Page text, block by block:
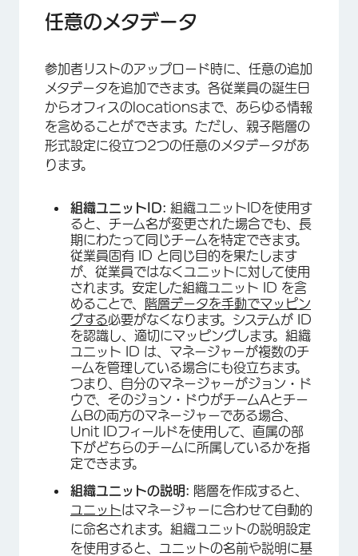
×
任意のメタデータ
参加者リストのアップロード時に、任意の追加
メタデータを追加できます。各従業員の誕生日
からオフィスのlocationsまで、あらゆる情報
を含めることができます。ただし、親子階層の
形式設定に役立つ2つの任意のメタデータがあ
ります。
組織ユニットID: 組織ユニットIDを使用す
ると、チーム名が変更された場合でも、長
期にわたって同じチームを特定できます。
従業員固有 ID と同じ目的を果たします
が、従業員ではなくユニットに対して使用
されます。安定した組織ユニット ID を含
めることで、
階層データを手動でマッピン
グする必要がなくなります。システムが ID
を認識し、適切にマッピングします。組織
ユニット ID は、マネージャーが複数のチ
ームを管理している場合にも役立ちます。
つまり、自分のマネージャーがジョン・ド
ウで、そのジョン・ドウがチームAとチー
ムBの両方のマネージャーである場合、
Unit IDフィールドを使用して、直属の部
下がどちらのチームに所属しているかを指
定できます。
組織ユニットの説明: 階層を作成すると、
ユニットはマネージャーに合わせて自動的
に命名されます。組織ユニットの説明設定
を使用すると、ユニットの名前や説明に基